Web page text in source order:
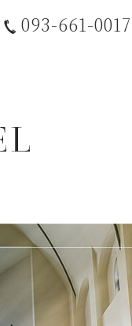
093-661-0017